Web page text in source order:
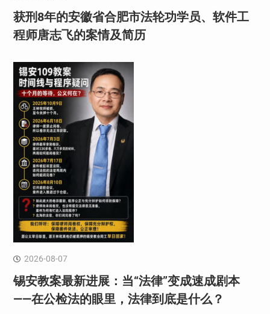
获刑8年的安徽省合肥市法轮功学员、软件工
程师唐志飞的案情及简历
2026-08-07
锡安教案最新进展：当“法律”变成速成剧本
——在公检法的眼里，法律到底是什么？